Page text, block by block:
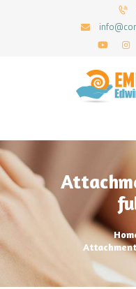
ACCUEIL
MON
ARTICLES
PRENEZ UN